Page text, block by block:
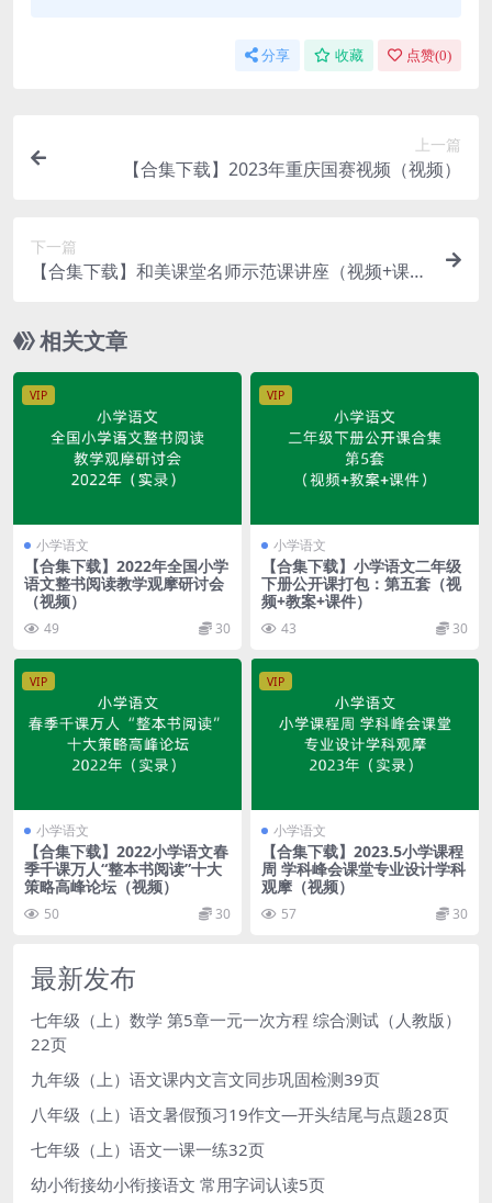
分享 收藏 点赞(0)
上一篇
【合集下载】2023年重庆国赛视频（视频）
下一篇
【合集下载】和美课堂名师示范课讲座（视频+课件
相关文章
VIP
小学语文
【合集下载】2022年全国小学
语文整书阅读教学观摩研讨会
（视频）
49 30
VIP
小学语文
【合集下载】小学语文二年级
下册公开课打包：第五套（视
频+教案+课件）
43 30
VIP
小学语文
【合集下载】2022小学语文春
季千课万人“整本书阅读”十大
策略高峰论坛（视频）
50 30
VIP
小学语文
【合集下载】2023.5小学课程
周 学科峰会课堂专业设计学科
观摩（视频）
57 30
最新发布
七年级（上）数学 第5章一元一次方程 综合测试（人教版）
22页
九年级（上）语文课内文言文同步巩固检测39页
八年级（上）语文暑假预习19作文—开头结尾与点题28页
七年级（上）语文一课一练32页
幼小衔接幼小衔接语文 常用字词认读5页